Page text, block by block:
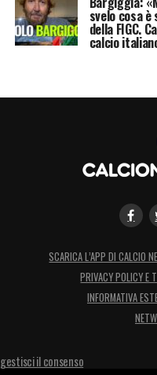
LA PLAYLIST
svelo cosa
della FIGC.
calcio
SCARICA L’APP DI CALCIO
PRIVACY POLICY E
INFORMATIVA
gestisci il consenso